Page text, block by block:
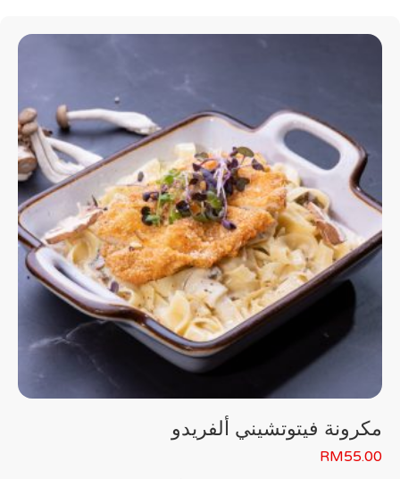
مكرونة فيتوتشيني ألفريدو
RM55.00